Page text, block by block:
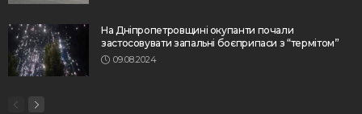
На Дніпропетровщині окупанти почали
застосовувати запальні боєприпаси з “термітом”
09.08.2024